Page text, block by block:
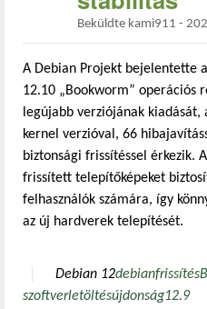
Beküldte kami911 -
A Debian Projekt bejelentette
12.10 „Bookworm” operációs
legújabb verziójának kiadását,
kernel verzióval, 66
biztonsági frissítéssel érkezik.
frissített telepítőképeket
felhasználók számára, így
az új hardverek telepítését.
Debian 12debianfrissítés
szoftverletöltésújdonság12.9